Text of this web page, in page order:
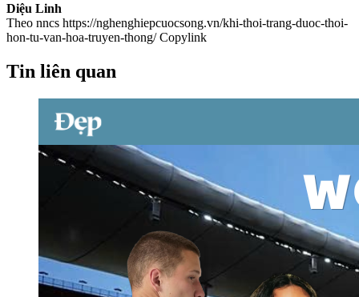
Diệu Linh
Theo nncs https://nghenghiepcuocsong.vn/khi-thoi-trang-duoc-thoi-
hon-tu-van-hoa-truyen-thong/Copylink
Tin liên quan